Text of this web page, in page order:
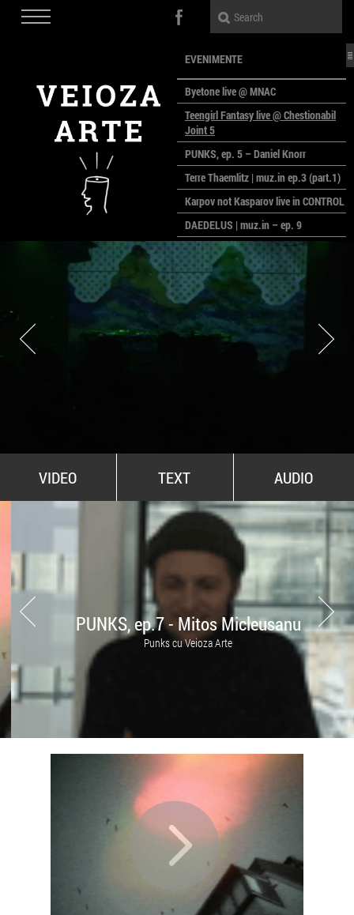
EVENIMENTE
Byetone live @ MNAC
Teengirl Fantasy live @ Chestionabil
Joint 5
PUNKS, ep. 5 – Daniel Knorr
Terre Thaemlitz | muz.in ep.3 (part.1)
Karpov not Kasparov live in CONTROL
DAEDELUS | muz.in – ep. 9
LALELE, LALELE – prima premieră a
anului la MACAZ
CinePOLSKA – filme poloneze la
București
PEOPLE OF ROMANIA se lansează la
galeria Simeza
All Stars For Outernational
VIDEO TEXT AUDIO
PUNKS, ep.7 - Mitos Micleusanu
Punks cu Veioza Arte